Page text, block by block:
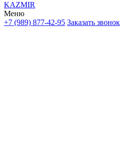
KAZMIR
Меню
+7 (989) 877-42-95 Заказать звонок